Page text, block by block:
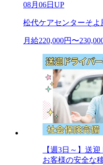
08月06日UP
松代ケアセンターそよ
月給220,000円〜
【週3日～】送
お客様の安全な